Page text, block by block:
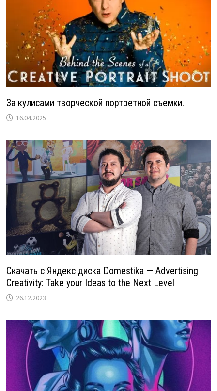
За кулисами творческой портретной съемки.
16.04.2025
Скачать с Яндекс диска Domestika — Advertising
Creativity: Take your Ideas to the Next Level
26.12.2023